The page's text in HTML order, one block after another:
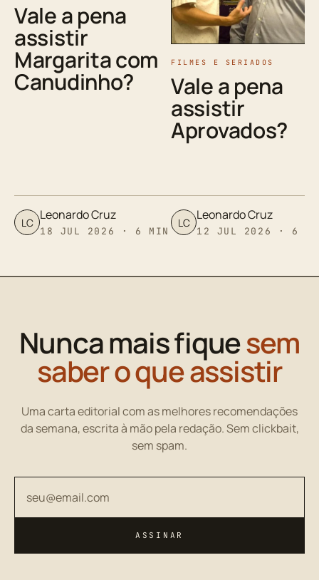
Vale a pena
assistir
Margarita com
Canudinho?
LC Leonardo Cruz
18 JUL 2026 · 6 MIN
FILMES E SERIADOS
Vale a pena
assistir
Aprovados?
LC Leonardo Cruz
12 JUL 2026 · 6
Nunca mais fiquesem
saber o que assistir
Uma carta editorial com as melhores recomendações
da semana, escrita à mão pela redação. Sem clickbait,
sem spam.
ASSINAR